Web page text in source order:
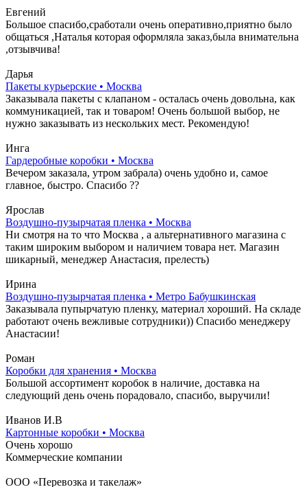
Евгений
Большое спасибо,сработали очень оперативно,приятно было
общаться ,Наталья которая оформляла заказ,была внимательна
,отзывчива!
Дарья
Пакеты курьерские • Москва
Заказывала пакеты с клапаном - осталась очень довольна, как
коммуникацией, так и товаром! Очень большой выбор, не
нужно заказывать из нескольких мест. Рекомендую!
Инга
Гардеробные коробки • Москва
Вечером заказала, утром забрала) очень удобно и, самое
главное, быстро. Спасибо ??
Ярослав
Воздушно-пузырчатая пленка • Москва
Ни смотря на то что Москва , а альтернативного магазина с
таким широким выбором и наличием товара нет. Магазин
шикарный, менеджер Анастасия, прелесть)
Ирина
Воздушно-пузырчатая пленка • Метро Бабушкинская
Заказывала пупырчатую пленку, материал хороший. На складе
работают очень вежливые сотрудники)) Спасибо менеджеру
Анастасии!
Роман
Коробки для хранения • Москва
Большой ассортимент коробок в наличие, доставка на
следующий день очень порадовало, спасибо, выручили!
Иванов И.В
Картонные коробки • Москва
Очень хорошо
Коммерческие компании
ООО «Перевозка и такелаж»